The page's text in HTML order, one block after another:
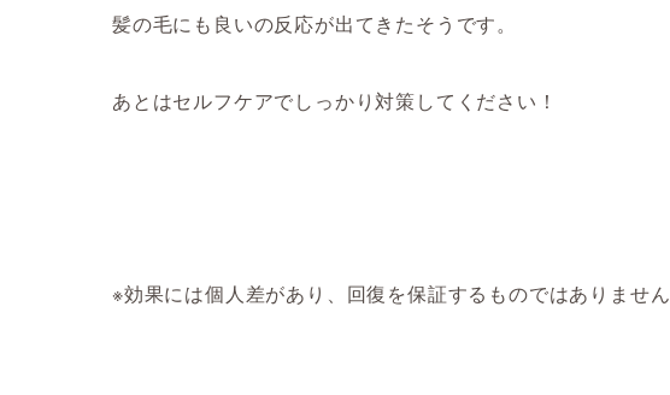
髪の毛にも良いの反応が出てきたそうです。
あとはセルフケアでしっかり対策してください！
※効果には個人差があり、回復を保証するものではありません